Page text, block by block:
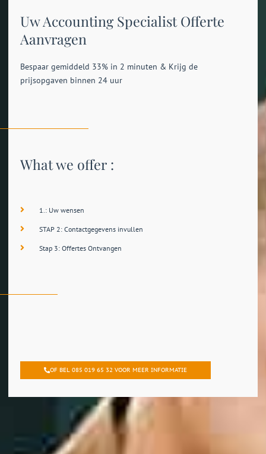
Uw Accounting Specialist Offerte
Aanvragen
Bespaar gemiddeld 33% in 2 minuten & Krijg de
prijsopgaven binnen 24 uur
What we offer :
1.: Uw wensen
STAP 2: Contactgegevens invullen
Stap 3: Offertes Ontvangen
OF BEL 085 019 65 32 VOOR MEER INFORMATIE